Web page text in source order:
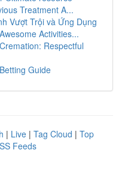
Treatment A...
Vượt Trội và Ứng Dụng
Activities...
Respectful
Guide
| Live | Tag Cloud | Top
Feeds